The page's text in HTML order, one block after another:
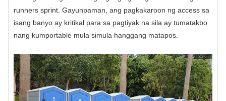
runners sprint. Gayunpaman, ang pagkakaroon ng access sa
isang banyo ay kritikal para sa pagtiyak na sila ay tumatakbo
nang kumportable mula simula hanggang matapos.